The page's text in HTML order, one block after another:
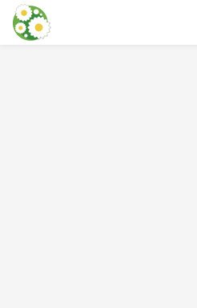
本文に飛ぶ